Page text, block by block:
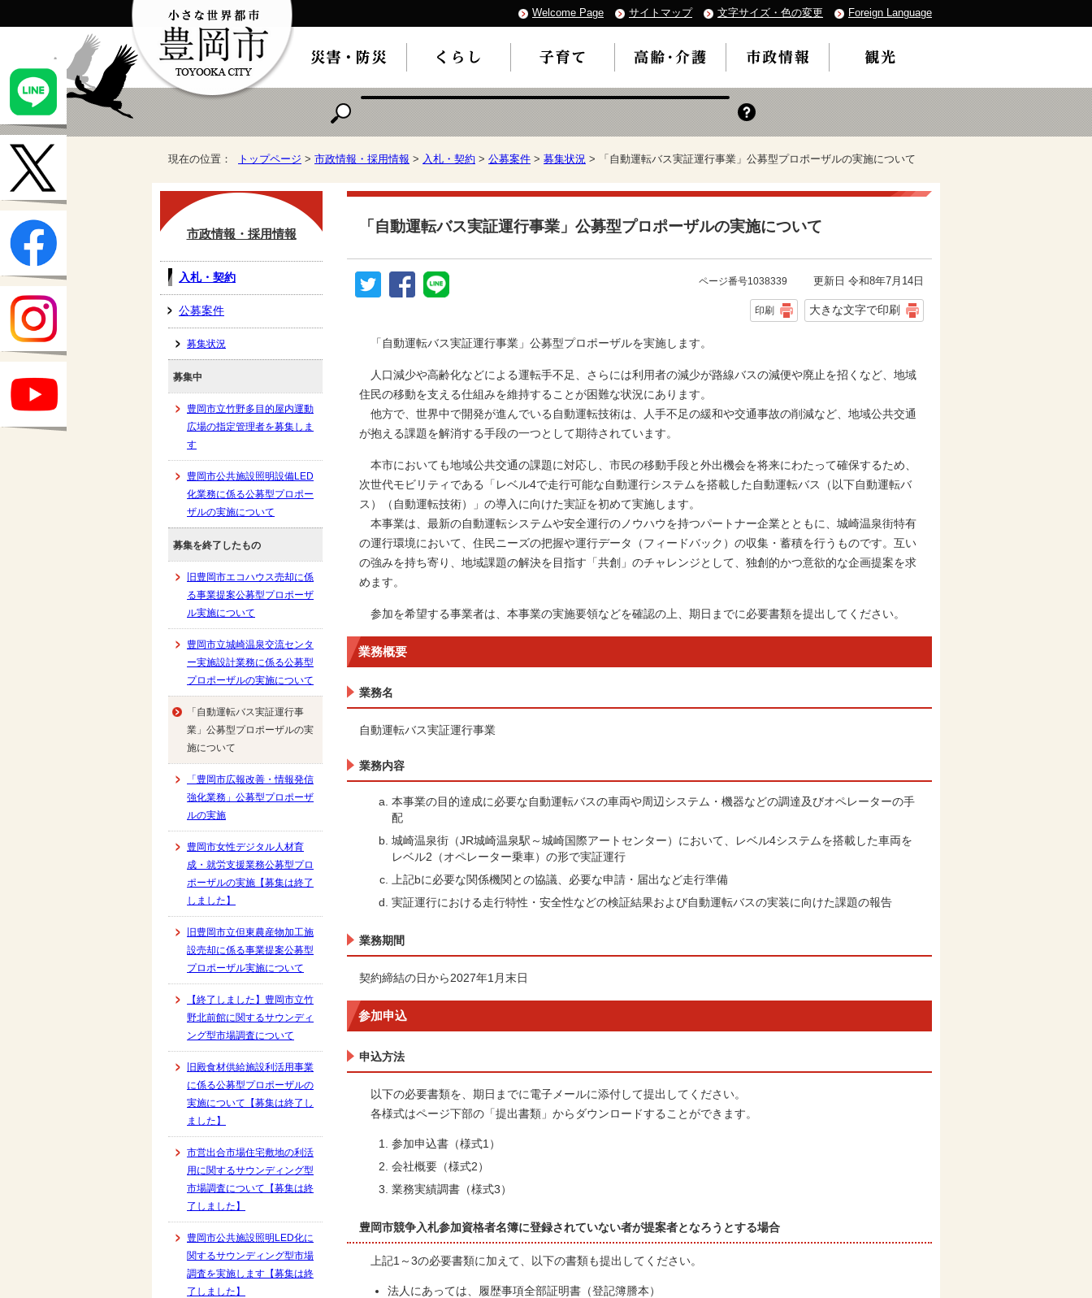
Welcome Page サイトマップ 文字サイズ・色の変更 Foreign Language
現在の位置： トップページ > 市政情報・採用情報 > 入札・契約 > 公募案件 > 募集状況 > 「自動運転バス実証運行事業」公募型プロポーザルの実施について
「自動運転バス実証運行事業」公募型プロポーザルの実施について
ページ番号1038339 更新日 令和8年7月14日
印刷 大きな文字で印刷
「自動運転バス実証運行事業」公募型プロポーザルを実施します。
人口減少や高齢化などによる運転手不足、さらには利用者の減少が路線バスの減便や廃止を招くなど、地域
住民の移動を支える仕組みを維持することが困難な状況にあります。
他方で、世界中で開発が進んでいる自動運転技術は、人手不足の緩和や交通事故の削減など、地域公共交通
が抱える課題を解消する手段の一つとして期待されています。
本市においても地域公共交通の課題に対応し、市民の移動手段と外出機会を将来にわたって確保するため、
次世代モビリティである「レベル4で走行可能な自動運行システムを搭載した自動運転バス（以下自動運転バ
ス）（自動運転技術）」の導入に向けた実証を初めて実施します。
本事業は、最新の自動運転システムや安全運行のノウハウを持つパートナー企業とともに、城崎温泉街特有
の運行環境において、住民ニーズの把握や運行データ（フィードバック）の収集・蓄積を行うものです。互い
の強みを持ち寄り、地域課題の解決を目指す「共創」のチャレンジとして、独創的かつ意欲的な企画提案を求
めます。
参加を希望する事業者は、本事業の実施要領などを確認の上、期日までに必要書類を提出してください。
業務概要
業務名
自動運転バス実証運行事業
業務内容
本事業の目的達成に必要な自動運転バスの車両や周辺システム・機器などの調達及びオペレーターの手
配
城崎温泉街（JR城崎温泉駅～城崎国際アートセンター）において、レベル4システムを搭載した車両を
レベル2（オペレーター乗車）の形で実証運行
上記bに必要な関係機関との協議、必要な申請・届出など走行準備
実証運行における走行特性・安全性などの検証結果および自動運転バスの実装に向けた課題の報告
業務期間
契約締結の日から2027年1月末日
参加申込
申込方法
以下の必要書類を、期日までに電子メールに添付して提出してください。
各様式はページ下部の「提出書類」からダウンロードすることができます。
参加申込書（様式1）
会社概要（様式2）
業務実績調書（様式3）
豊岡市競争入札参加資格者名簿に登録されていない者が提案者となろうとする場合
上記1～3の必要書類に加えて、以下の書類も提出してください。
法人にあっては、履歴事項全部証明書（登記簿謄本）
市政情報・採用情報
入札・契約
公募案件
募集状況
募集中
豊岡市立竹野多目的屋内運動
広場の指定管理者を募集しま
す
豊岡市公共施設照明設備LED
化業務に係る公募型プロポー
ザルの実施について
募集を終了したもの
旧豊岡市エコハウス売却に係
る事業提案公募型プロポーザ
ル実施について
豊岡市立城崎温泉交流センタ
ー実施設計業務に係る公募型
プロポーザルの実施について
「自動運転バス実証運行事
業」公募型プロポーザルの実
施について
「豊岡市広報改善・情報発信
強化業務」公募型プロポーザ
ルの実施
豊岡市女性デジタル人材育
成・就労支援業務公募型プロ
ポーザルの実施【募集は終了
しました】
旧豊岡市立但東農産物加工施
設売却に係る事業提案公募型
プロポーザル実施について
【終了しました】豊岡市立竹
野北前館に関するサウンディ
ング型市場調査について
旧殿食材供給施設利活用事業
に係る公募型プロポーザルの
実施について【募集は終了し
ました】
市営出合市場住宅敷地の利活
用に関するサウンディング型
市場調査について【募集は終
了しました】
豊岡市公共施設照明LED化に
関するサウンディング型市場
調査を実施します【募集は終
了しました】